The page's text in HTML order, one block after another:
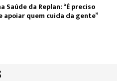
Saúde da Replan: “É preciso
apoiar quem cuida da gente”